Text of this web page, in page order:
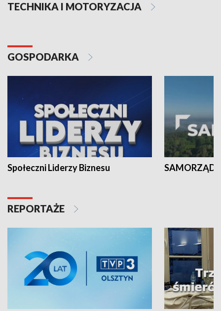
TECHNIKA I MOTORYZACJA
GOSPODARKA
Społeczni Liderzy Biznesu SAMORZĄD
REPORTAŻE